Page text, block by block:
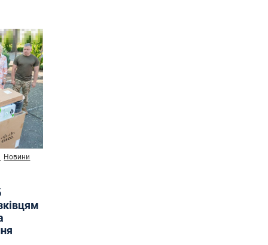
Новини